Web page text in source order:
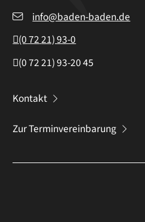
info@baden-baden.de
(07221) 93-0
(07221) 93-2045
Kontakt
Zur Terminvereinbarung